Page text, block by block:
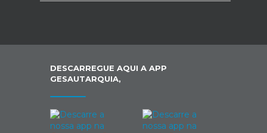
DESCARREGUE AQUI A APP
GESAUTARQUIA,